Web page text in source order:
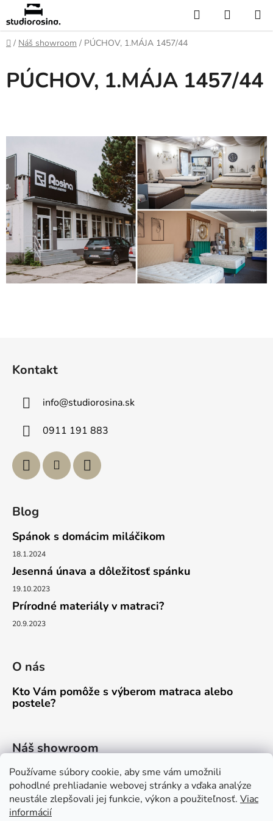
Používame súbory cookie, aby sme vám umožnili
pohodlné prehliadanie webovej stránky a vďaka analýze
neustále zlepšovali jej funkcie, výkon a použiteľnosť. Viac
informácií
Prejsť
na
obsah
Hľadať
KOŠÍK
Domov
/ Náš showroom / PÚCHOV, 1.MÁJA 1457/44
PÚCHOV, 1.MÁJA 1457/44
Kontakt
info@studiorosina.sk
0911 191 883
Blog
Spánok s domácim miláčikom
18.1.2024
Jesenná únava a dôležitosť spánku
19.10.2023
Prírodné materiály v matraci?
20.9.2023
O nás
Kto Vám pomôže s výberom matraca alebo
postele?
Náš showroom
PÚCHOV, 1.MÁJA 1457/44